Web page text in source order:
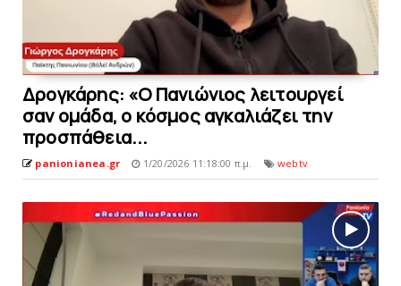
Δρογκάρης: «Ο Πανιώνιος λειτουργεί
σαν ομάδα, ο κόσμος αγκαλιάζει την
προσπάθεια...
panionianea.gr 1/20/2026 11:18:00 π.μ. webtv